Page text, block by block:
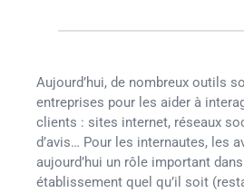
Aujourd’hui, de nombreux outils
entreprises pour les aider à
clients : sites internet, réseaux
d’avis… Pour les internautes, les
aujourd’hui un rôle important
établissement quel qu’il soit